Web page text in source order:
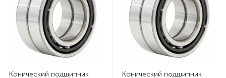
Конический подшипник
Конический подшипник